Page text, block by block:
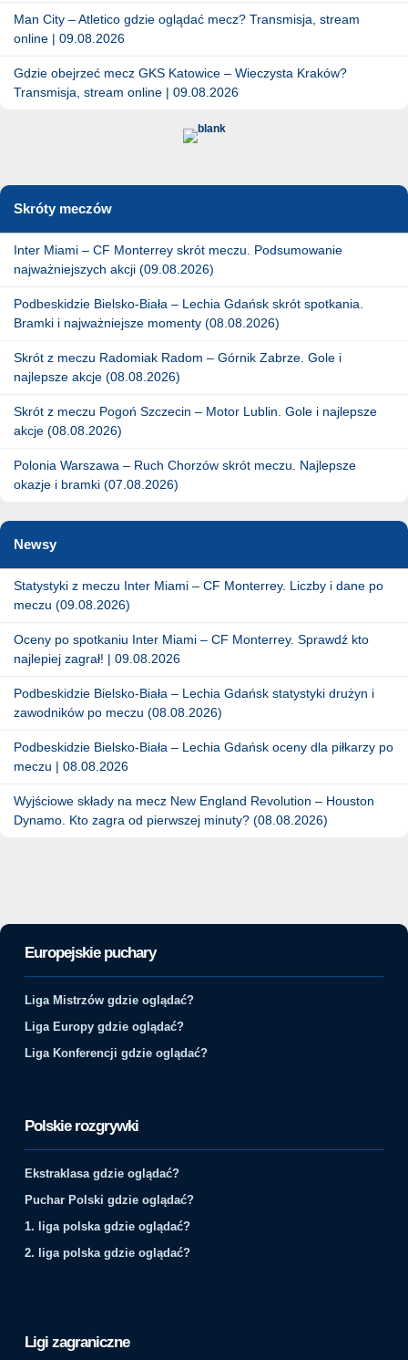
Man City – Atletico gdzie oglądać mecz? Transmisja, stream
online | 09.08.2026
Gdzie obejrzeć mecz GKS Katowice – Wieczysta Kraków?
Transmisja, stream online | 09.08.2026
Skróty meczów
Inter Miami – CF Monterrey skrót meczu. Podsumowanie
najważniejszych akcji (09.08.2026)
Podbeskidzie Bielsko-Biała – Lechia Gdańsk skrót spotkania.
Bramki i najważniejsze momenty (08.08.2026)
Skrót z meczu Radomiak Radom – Górnik Zabrze. Gole i
najlepsze akcje (08.08.2026)
Skrót z meczu Pogoń Szczecin – Motor Lublin. Gole i najlepsze
akcje (08.08.2026)
Polonia Warszawa – Ruch Chorzów skrót meczu. Najlepsze
okazje i bramki (07.08.2026)
Newsy
Statystyki z meczu Inter Miami – CF Monterrey. Liczby i dane po
meczu (09.08.2026)
Oceny po spotkaniu Inter Miami – CF Monterrey. Sprawdź kto
najlepiej zagrał! | 09.08.2026
Podbeskidzie Bielsko-Biała – Lechia Gdańsk statystyki drużyn i
zawodników po meczu (08.08.2026)
Podbeskidzie Bielsko-Biała – Lechia Gdańsk oceny dla piłkarzy po
meczu | 08.08.2026
Wyjściowe składy na mecz New England Revolution – Houston
Dynamo. Kto zagra od pierwszej minuty? (08.08.2026)
Europejskie puchary
Liga Mistrzów gdzie oglądać?
Liga Europy gdzie oglądać?
Liga Konferencji gdzie oglądać?
Polskie rozgrywki
Ekstraklasa gdzie oglądać?
Puchar Polski gdzie oglądać?
1. liga polska gdzie oglądać?
2. liga polska gdzie oglądać?
Ligi zagraniczne